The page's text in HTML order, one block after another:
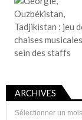
ARCHIVES
Archives